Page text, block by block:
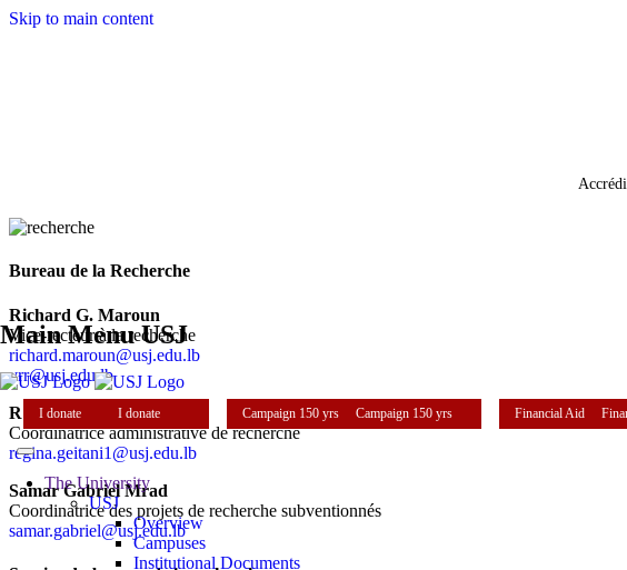
Skip to main content
Main Menu USJ
I donate I donate Campaign 150 yrs Campaign 150 yrs Financial Aid
The University
USJ
Overview
Campuses
Institutional Documents
Bureau de la Recherche
Richard G. Maroun
Vice-recteur à la recherche
richard.maroun@usj.edu.lb
vrr@usj.edu.lb
Régina Geitani Dib
Coordinatrice administrative de recherche
regina.geitani1@usj.edu.lb
Samar Gabriel Mrad
Coordinatrice des projets de recherche subventionnés
samar.gabriel@usj.edu.lb